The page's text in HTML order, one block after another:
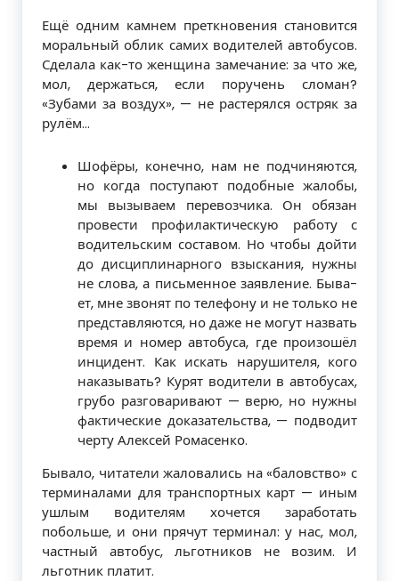
Ещё одним камнем преткновения ста­новится
моральный облик самих водите­лей автобусов.
Сделала как-то женщина замечание: за что же,
мол, держаться, если поручень сломан?
«Зубами за воздух», — не растерялся остряк за
рулём…
Шофёры, конечно, нам не подчиня­ются,
но когда поступают подобные жа­лобы,
мы вызываем перевозчика. Он обя­зан
провести профилактическую работу с
водительским составом. Но чтобы дой­ти
до дисциплинарного взыскания, нужны
не слова, а письменное заявление. Быва­
ет, мне звонят по телефону и не только не
представляются, но даже не могут назвать
время и номер автобуса, где произошёл
инцидент. Как искать нарушителя, кого
наказывать? Курят водители в автобусах,
грубо разговаривают — верю, но нужны
фактические доказательства, — подводит
черту Алексей Ромасенко.
Бывало, читатели жаловались на «ба­ловство» с
терминалами для транспорт­ных карт — иным
ушлым водителям хо­чется заработать
побольше, и они прячут терминал: у нас, мол,
частный автобус, льготников не возим. И
льготник платит.